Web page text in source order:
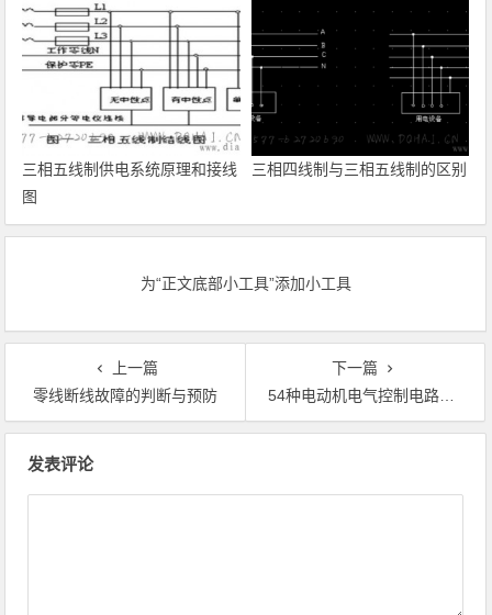
三相五线制供电系统原理和接线
图
三相四线制与三相五线制的区别
为“正文底部小工具”添加小工具
上一篇
零线断线故障的判断与预防
下一篇
54种电动机电气控制电路接线图
发表评论